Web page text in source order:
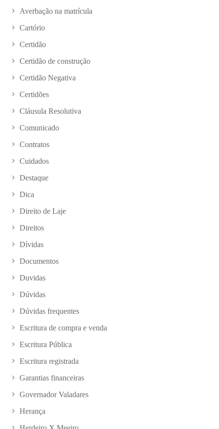
Averbação na matrícula
Cartório
Certidão
Certidão de construção
Certidão Negativa
Certidões
Cláusula Resolutiva
Comunicado
Contratos
Cuidados
Destaque
Dica
Direito de Laje
Direitos
Dívidas
Documentos
Duvidas
Dúvidas
Dúvidas frequentes
Escritura de compra e venda
Escritura Pública
Escritura registrada
Garantias financeiras
Governador Valadares
Herança